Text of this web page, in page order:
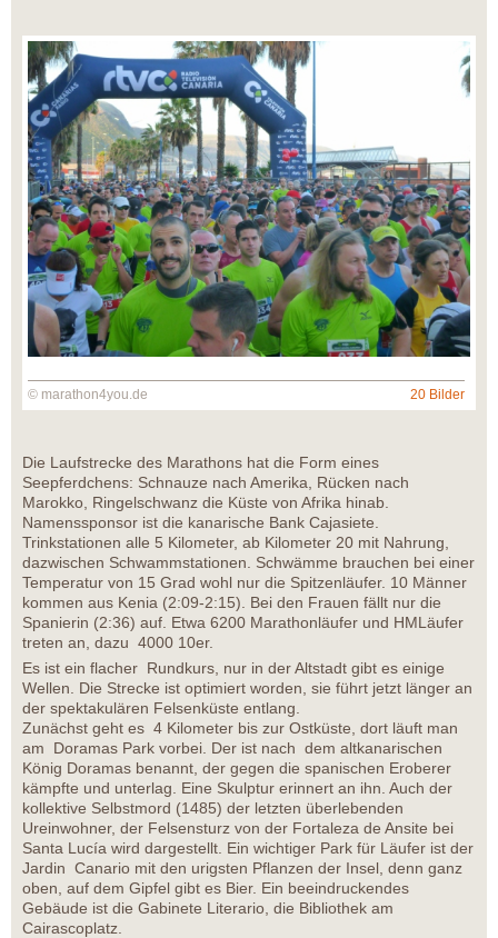
© marathon4you.de 20 Bilder
Die Laufstrecke des Marathons hat die Form eines
Seepferdchens: Schnauze nach Amerika, Rücken nach
Marokko, Ringelschwanz die Küste von Afrika hinab.
Namenssponsor ist die kanarische Bank Cajasiete.
Trinkstationen alle 5 Kilometer, ab Kilometer 20 mit Nahrung,
dazwischen Schwammstationen. Schwämme brauchen bei einer
Temperatur von 15 Grad wohl nur die Spitzenläufer. 10 Männer
kommen aus Kenia (2:09-2:15). Bei den Frauen fällt nur die
Spanierin (2:36) auf. Etwa 6200 Marathonläufer und HMLäufer
treten an, dazu 4000 10er.
Es ist ein flacher Rundkurs, nur in der Altstadt gibt es einige
Wellen. Die Strecke ist optimiert worden, sie führt jetzt länger an
der spektakulären Felsenküste entlang.
Zunächst geht es 4 Kilometer bis zur Ostküste, dort läuft man
am Doramas Park vorbei. Der ist nach dem altkanarischen
König Doramas benannt, der gegen die spanischen Eroberer
kämpfte und unterlag. Eine Skulptur erinnert an ihn. Auch der
kollektive Selbstmord (1485) der letzten überlebenden
Ureinwohner, der Felsensturz von der Fortaleza de Ansite bei
Santa Lucía wird dargestellt. Ein wichtiger Park für Läufer ist der
Jardin Canario mit den urigsten Pflanzen der Insel, denn ganz
oben, auf dem Gipfel gibt es Bier. Ein beeindruckendes
Gebäude ist die Gabinete Literario, die Bibliothek am
Cairascoplatz.